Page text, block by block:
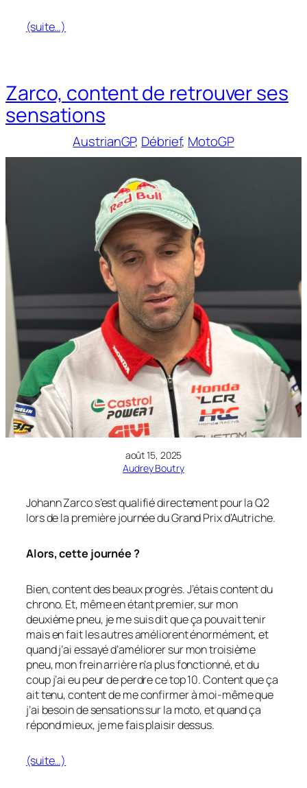
(suite…)
Zarco, content de retrouver ses
sensations
AustrianGP, Débrief, MotoGP
août 15, 2025
Audrey Boutry
Johann Zarco s’est qualifié directement pour la Q2
lors de la première journée du Grand Prix d’Autriche.
Alors, cette journée ?
Bien, content des beaux progrès. J’étais content du
chrono. Et, même en étant premier, sur mon
deuxième pneu, je me suis dit que ça pouvait tenir
mais en fait les autres améliorent énormément, et
quand j’ai essayé d’améliorer sur mon troisième
pneu, mon frein arrière n’a plus fonctionné, et du
coup j’ai eu peur de perdre ce top 10. Content que ça
ait tenu, content de me confirmer à moi-même que
j’ai besoin de sensations sur la moto, et quand ça
répond mieux, je me fais plaisir dessus.
(suite…)